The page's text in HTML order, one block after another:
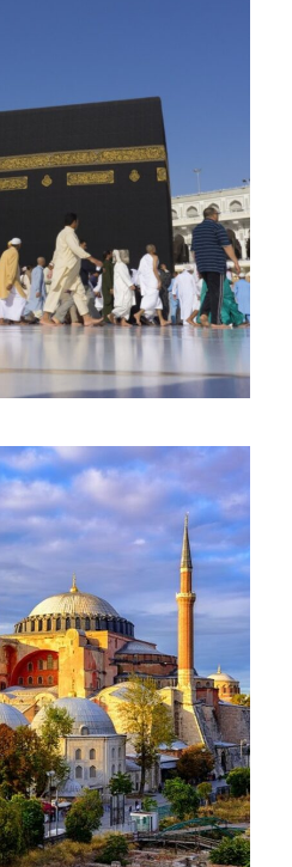
Juli 6, 2025
Juni 10, 2025